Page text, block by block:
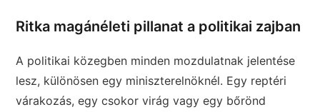
Ritka magánéleti pillanat a politikai zajban
A politikai közegben minden mozdulatnak jelentése
lesz, különösen egy miniszterelnöknél. Egy reptéri
várakozás, egy csokor virág vagy egy bőrönd